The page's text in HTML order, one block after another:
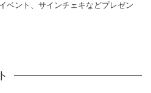
ベント、サインチェキなどプレゼン